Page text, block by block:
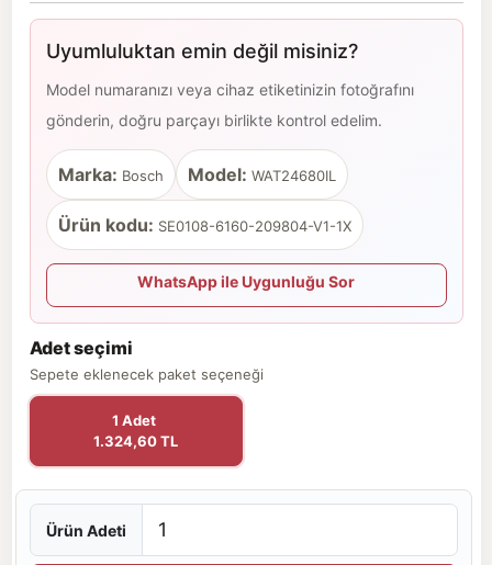
Uyumluluktan emin değil misiniz?
Model numaranızı veya cihaz etiketinizin fotoğrafını
gönderin, doğru parçayı birlikte kontrol edelim.
Marka: Bosch Model: WAT24680IL
Ürün kodu: SE0108-6160-209804-V1-1X
WhatsApp ile Uygunluğu Sor
Adet seçimi
Sepete eklenecek paket seçeneği
1 Adet
1.324,60 TL
Ürün Adeti